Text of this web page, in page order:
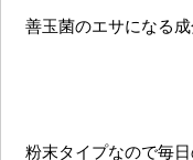
善玉菌のエサになる成
粉末タイプなので毎